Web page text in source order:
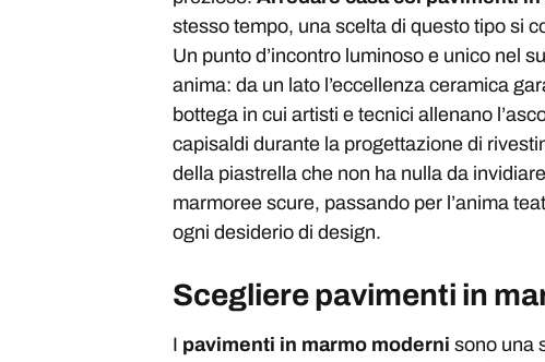
stesso tempo, una scelta di questo tipo si
Un punto d’incontro luminoso e unico nel
anima: da un lato l’eccellenza ceramica
bottega in cui artisti e tecnici allenano
capisaldi durante la progettazione di
della piastrella che non ha nulla da
marmoree scure, passando per l’anima
ogni desiderio di design.
Scegliere pavimenti in
I pavimenti in marmo moderni sono una